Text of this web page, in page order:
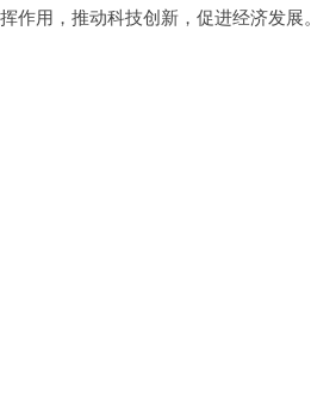
用，推动科技创新，促进经济发展。